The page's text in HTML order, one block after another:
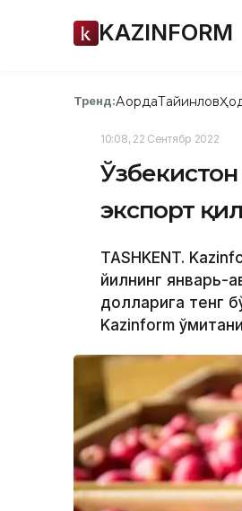
KAZINFORM
Тренд:АқордаТайинлов
10:08, 22 Сентябр 2022
Ўзбекистон
экспорт
TASHKENT.
йилнинг январь-
долларига тенг
Kazinform